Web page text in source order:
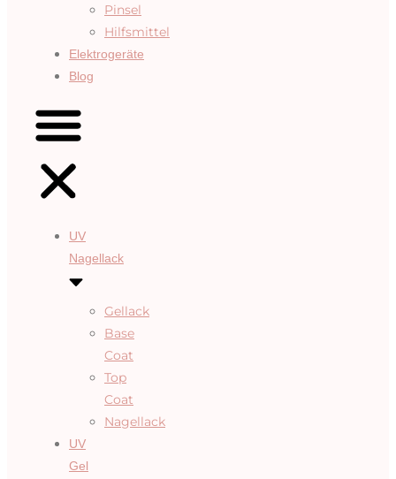
Pinsel
Hilfsmittel
Elektrogeräte
Blog
UV
Nagellack
Gellack
Base
Coat
Top
Coat
Nagellack
UV
Gel